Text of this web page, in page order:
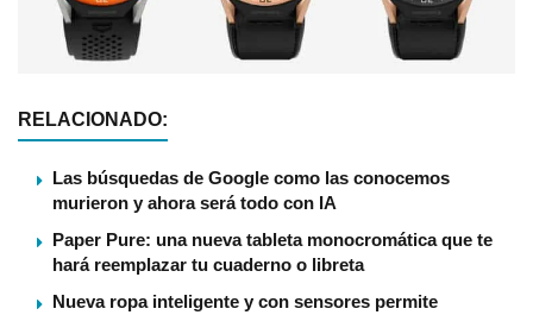
RELACIONADO:
Las búsquedas de Google como las conocemos
murieron y ahora será todo con IA
Paper Pure: una nueva tableta monocromática que te
hará reemplazar tu cuaderno o libreta
Nueva ropa inteligente y con sensores permite